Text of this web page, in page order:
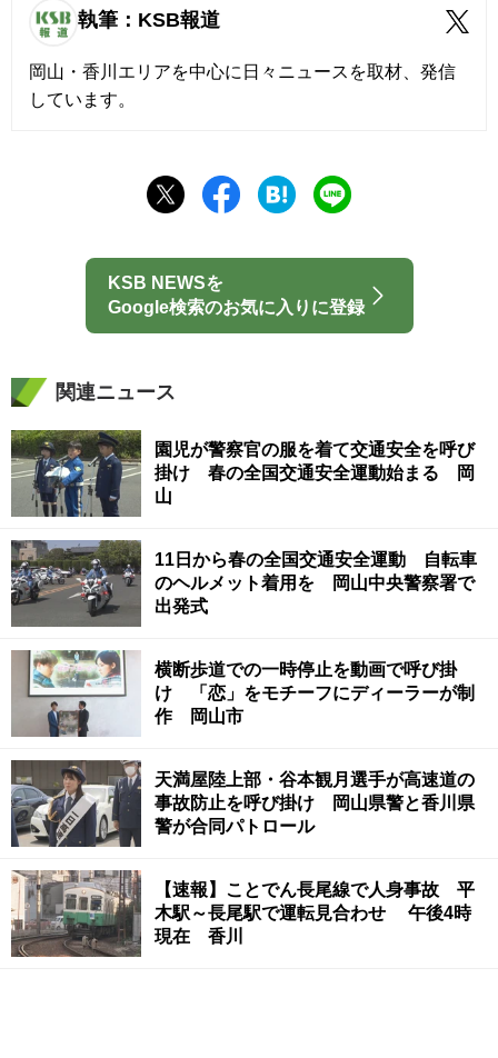
執筆：KSB報道
岡山・香川エリアを中心に日々ニュースを取材、発信
しています。
KSB NEWSを
Google検索のお気に入りに登録
関連ニュース
園児が警察官の服を着て交通安全を呼び
掛け 春の全国交通安全運動始まる 岡
山
11日から春の全国交通安全運動 自転車
のヘルメット着用を 岡山中央警察署で
出発式
横断歩道での一時停止を動画で呼び掛
け 「恋」をモチーフにディーラーが制
作 岡山市
天満屋陸上部・谷本観月選手が高速道の
事故防止を呼び掛け 岡山県警と香川県
警が合同パトロール
【速報】ことでん長尾線で人身事故 平
木駅～長尾駅で運転見合わせ 午後4時
現在 香川